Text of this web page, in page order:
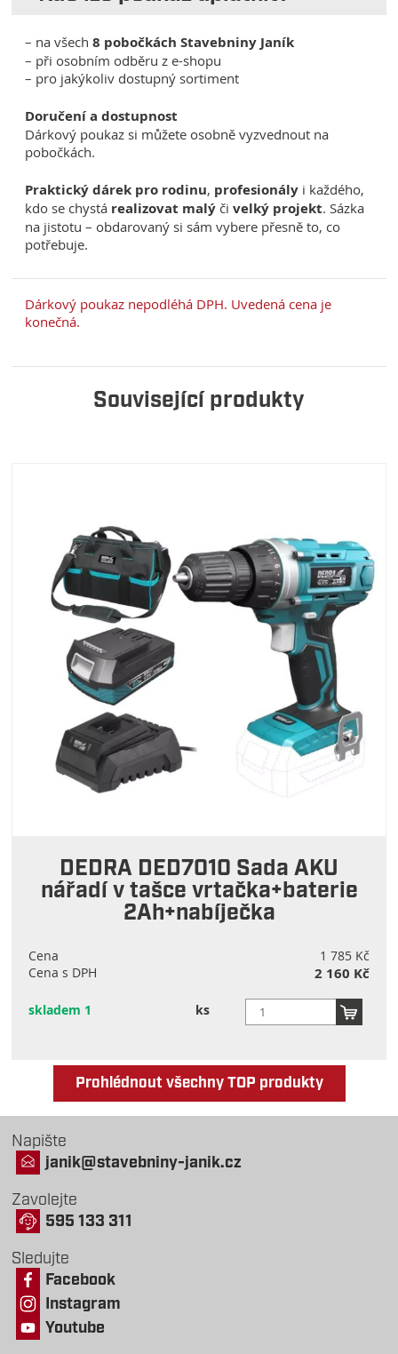
– na všech8 pobočkách Stavebniny Janík
– při osobním odběru z e-shopu
– pro jakýkoliv dostupný sortiment
Doručení a dostupnost
Dárkový poukaz si můžete osobně vyzvednout na
pobočkách.
Praktický dárek pro rodinu, profesionály i každého,
kdo se chystá realizovat malý čivelký projekt. Sázka
na jistotu – obdarovaný si sám vybere přesně to, co
potřebuje.
Dárkový poukaz nepodléhá DPH. Uvedená cena je
konečná.
Související produkty
DEDRA DED7010 Sada AKU
nářadí v tašce vrtačka+baterie
2Ah+nabíječka
Cena
1 785 Kč
Cena s DPH
2 160 Kč
skladem 1 ks
Prohlédnout všechny TOP produkty
Napište
janik@stavebniny-janik.cz
Zavolejte
595 133 311
Sledujte
Facebook
Instagram
Youtube